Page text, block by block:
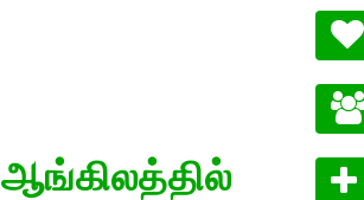
ஆங்கிலத்தில்